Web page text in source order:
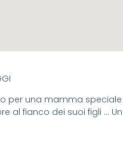
per una mamma speciale
al fianco dei suoi figli … Un